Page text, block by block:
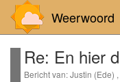
Weerwoord
Re: En hier
Bericht van: Justin (Ede)